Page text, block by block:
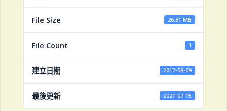
File Size 26.81 MB
File Count 1
建立日期 2017-08-09
最後更新 2021-07-15